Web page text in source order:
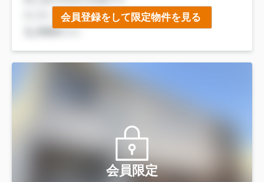
会員登録をして限定物件を見る
会員限定